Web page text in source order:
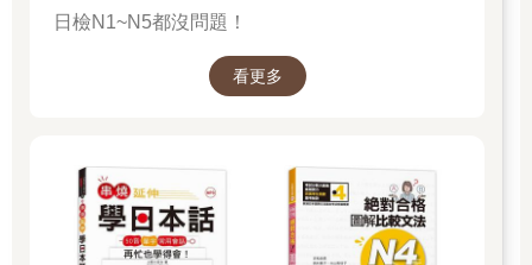
日檢N1~N5都沒問題！
看更多